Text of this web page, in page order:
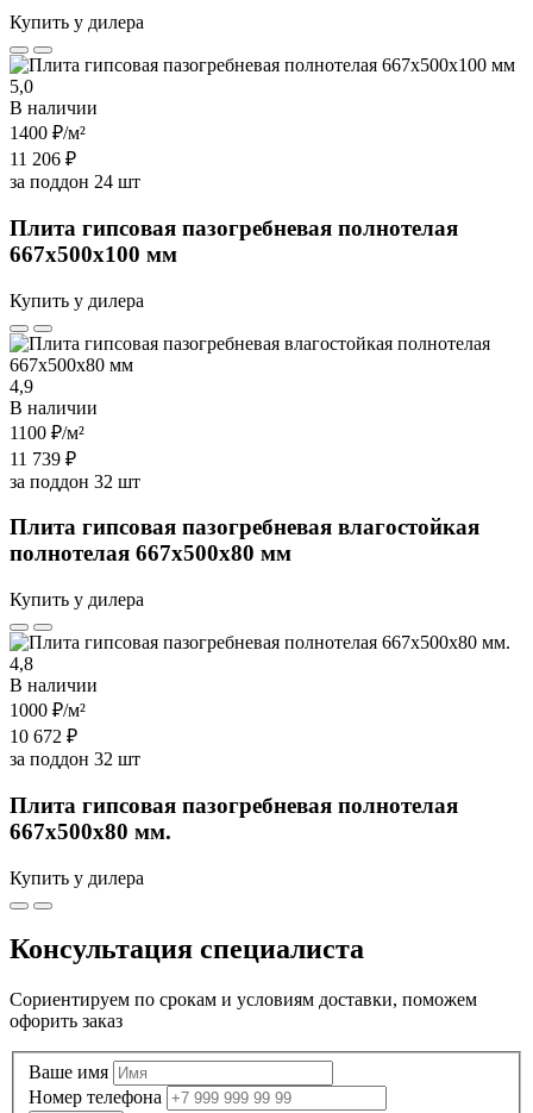
Купить у дилера
5,0
В наличии
1400 ₽/м²
11 206 ₽
за поддон 24 шт
Плита гипсовая пазогребневая полнотелая
667х500х100 мм
Купить у дилера
4,9
В наличии
1100 ₽/м²
11 739 ₽
за поддон 32 шт
Плита гипсовая пазогребневая влагостойкая
полнотелая 667х500х80 мм
Купить у дилера
4,8
В наличии
1000 ₽/м²
10 672 ₽
за поддон 32 шт
Плита гипсовая пазогребневая полнотелая
667х500х80 мм.
Купить у дилера
Консультация специалиста
Сориентируем по срокам и условиям доставки, поможем
офорить заказ
Ваше имя
Номер телефона